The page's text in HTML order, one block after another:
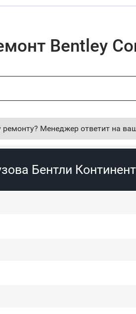
Bentley
Менеджер ответит на
Бентли